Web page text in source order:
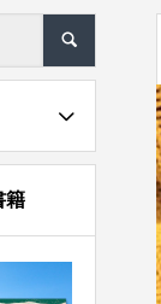
籍